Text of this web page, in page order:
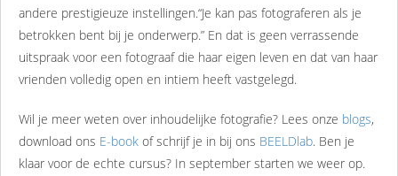
andere prestigieuze instellingen.“Je kan pas fotograferen als je
betrokken bent bij je onderwerp.” En dat is geen verrassende
uitspraak voor een fotograaf die haar eigen leven en dat van haar
vrienden volledig open en intiem heeft vastgelegd.
Wil je meer weten over inhoudelijke fotografie? Lees onze blogs,
download ons E-book of schrijf je in bij ons BEELDlab. Ben je
klaar voor de echte cursus? In september starten we weer op.